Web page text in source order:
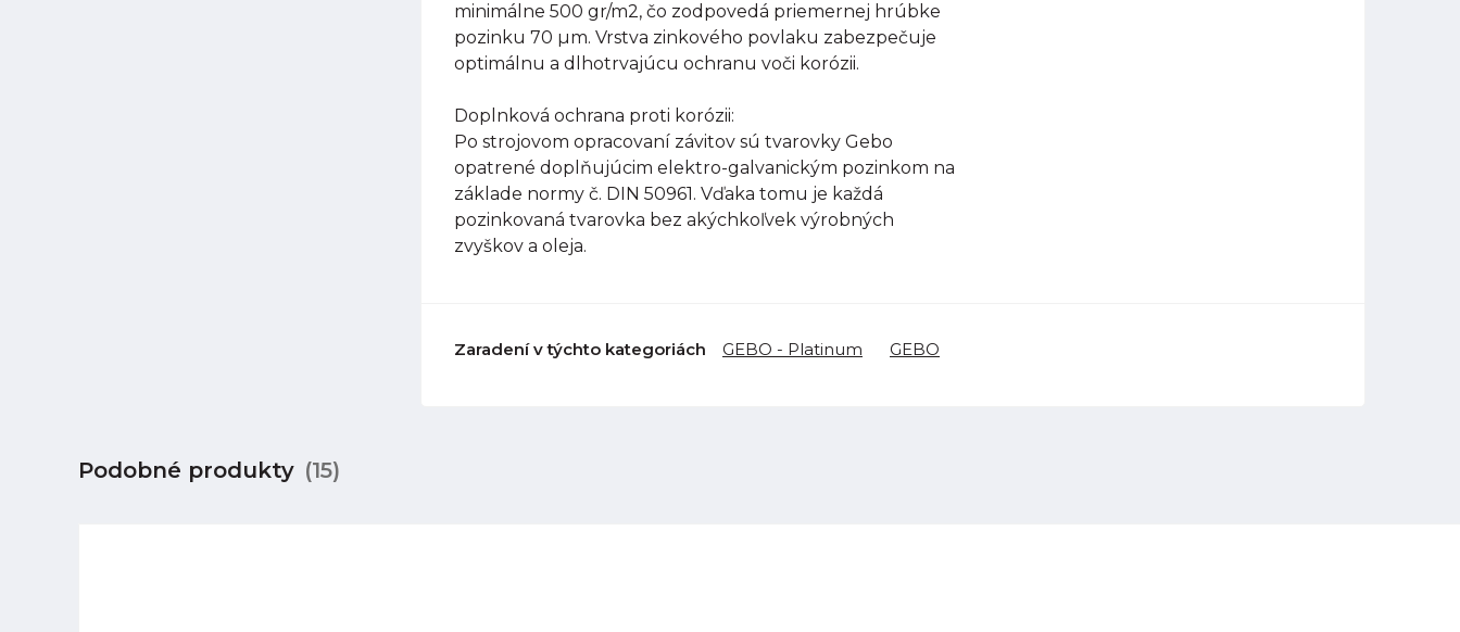
minimálne 500 gr/m2, čo zodpovedá priemernej hrúbke
pozinku 70 µm. Vrstva zinkového povlaku zabezpečuje
optimálnu a dlhotrvajúcu ochranu voči korózii.
Doplnková ochrana proti korózii:
Po strojovom opracovaní závitov sú tvarovky Gebo
opatrené doplňujúcim elektro-galvanickým pozinkom na
základe normy č. DIN 50961. Vďaka tomu je každá
pozinkovaná tvarovka bez akýchkoľvek výrobných
zvyškov a oleja.
Zaradení v týchto kategoriách GEBO - Platinum GEBO
Podobné produkty (15)